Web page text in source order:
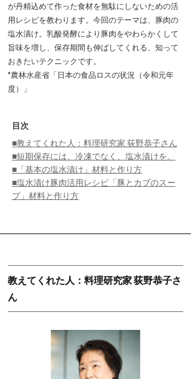
が丹精込めて作った食材を無駄にしないための活
用レシピを教わります。今回のテーマは、豚肉の
塩水漬け。乳酸発酵により豚肉をやわらかくして
旨味を増し、保存期間も伸ばしてくれる、知って
おきたいテクニックです。
*農林水産省「日本の食品ロスの状況（令和元年
度）」
目次
■教えてくれた人：料理研究家 荻野恭子さん
■短期保存には、冷凍でなく、塩水漬けを。
■「基本の塩水漬け」材料と作り方
■塩水漬け豚肉活用レシピ「豚とカブのスー
プ」材料と作り方
教えてくれた人：料理研究家 荻野恭子さ
ん